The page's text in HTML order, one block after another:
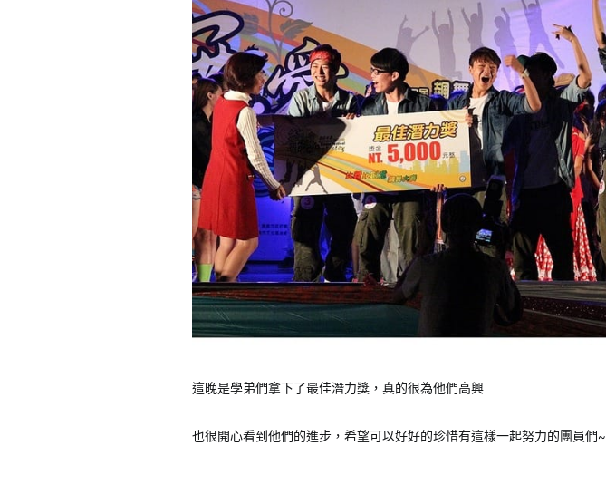
這晚是學弟們拿下了最佳潛力獎，真的很為他們高興
也很開心看到他們的進步，希望可以好好的珍惜有這樣一起努力的團員們~